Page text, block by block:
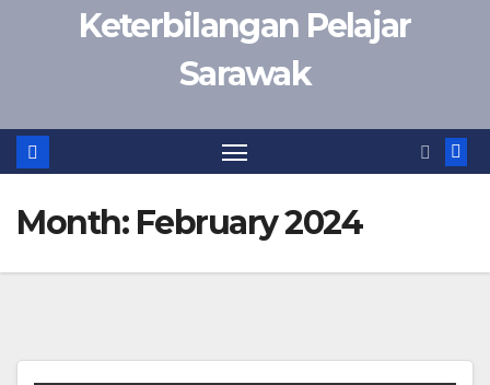
Keterbilangan Pelajar
Sarawak
Month: February 2024